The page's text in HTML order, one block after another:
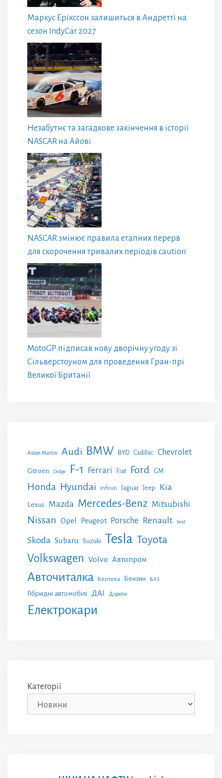
Маркус Ерікссон залишиться в Андретті на
сезон IndyCar 2027
Незабутнє та загадкове закінчення в історії
NASCAR на Айові
NASCAR змінює правила етапних перерв
для скорочення тривалих періодів caution
MotoGP підписав нову дворічну угоду зі
Сільверстоуном для проведення Гран-прі
Великої Британії
Aston Martin Audi BMW BYD Cadillac Chevrolet
Citroen Dodge F-1 Ferrari Fiat Ford GM
Honda Hyundai Infiniti Jaguar Jeep Kia
Lexus Mazda Mercedes-Benz Mitsubishi
Nissan Opel Peugeot Porsche Renault Seat
Skoda Subaru Suzuki Tesla Toyota
Volkswagen Volvo Автопром
Авточиталка Безпека Бензин ВАЗ
Гібридні автомобілі ДАІ Дороги
Електрокари
Категорії